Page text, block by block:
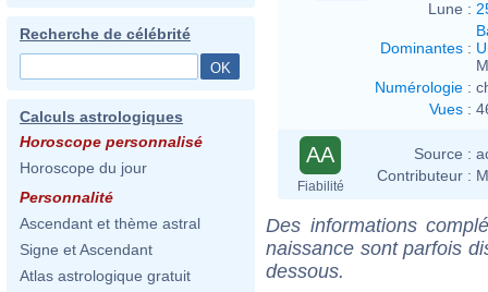
Recherche de célébrité
Calculs astrologiques
Horoscope personnalisé
Horoscope du jour
Personnalité
Ascendant et thème astral
Signe et Ascendant
Atlas astrologique gratuit
Lune :
Dominantes :
Numérologie :
Vues :
AA
Fiabilité
Source :
Contributeur :
Des informations
naissance sont parfois
dessous.